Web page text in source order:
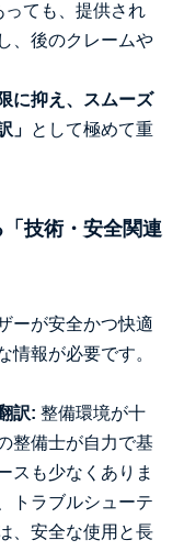
っても、提供され
、後のクレームや
に抑え、スムーズ
」 として極めて重
技術・安全関連
ーが安全かつ快適
情報が必要です。
訳: 整備環境が十
整備士が自力で基
スも少なくありま
トラブルシューテ
、安全な使用と長